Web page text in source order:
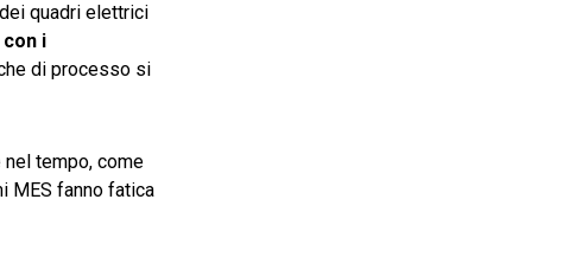
quadri elettrici
i
di processo si
nel tempo, come
MES fanno fatica